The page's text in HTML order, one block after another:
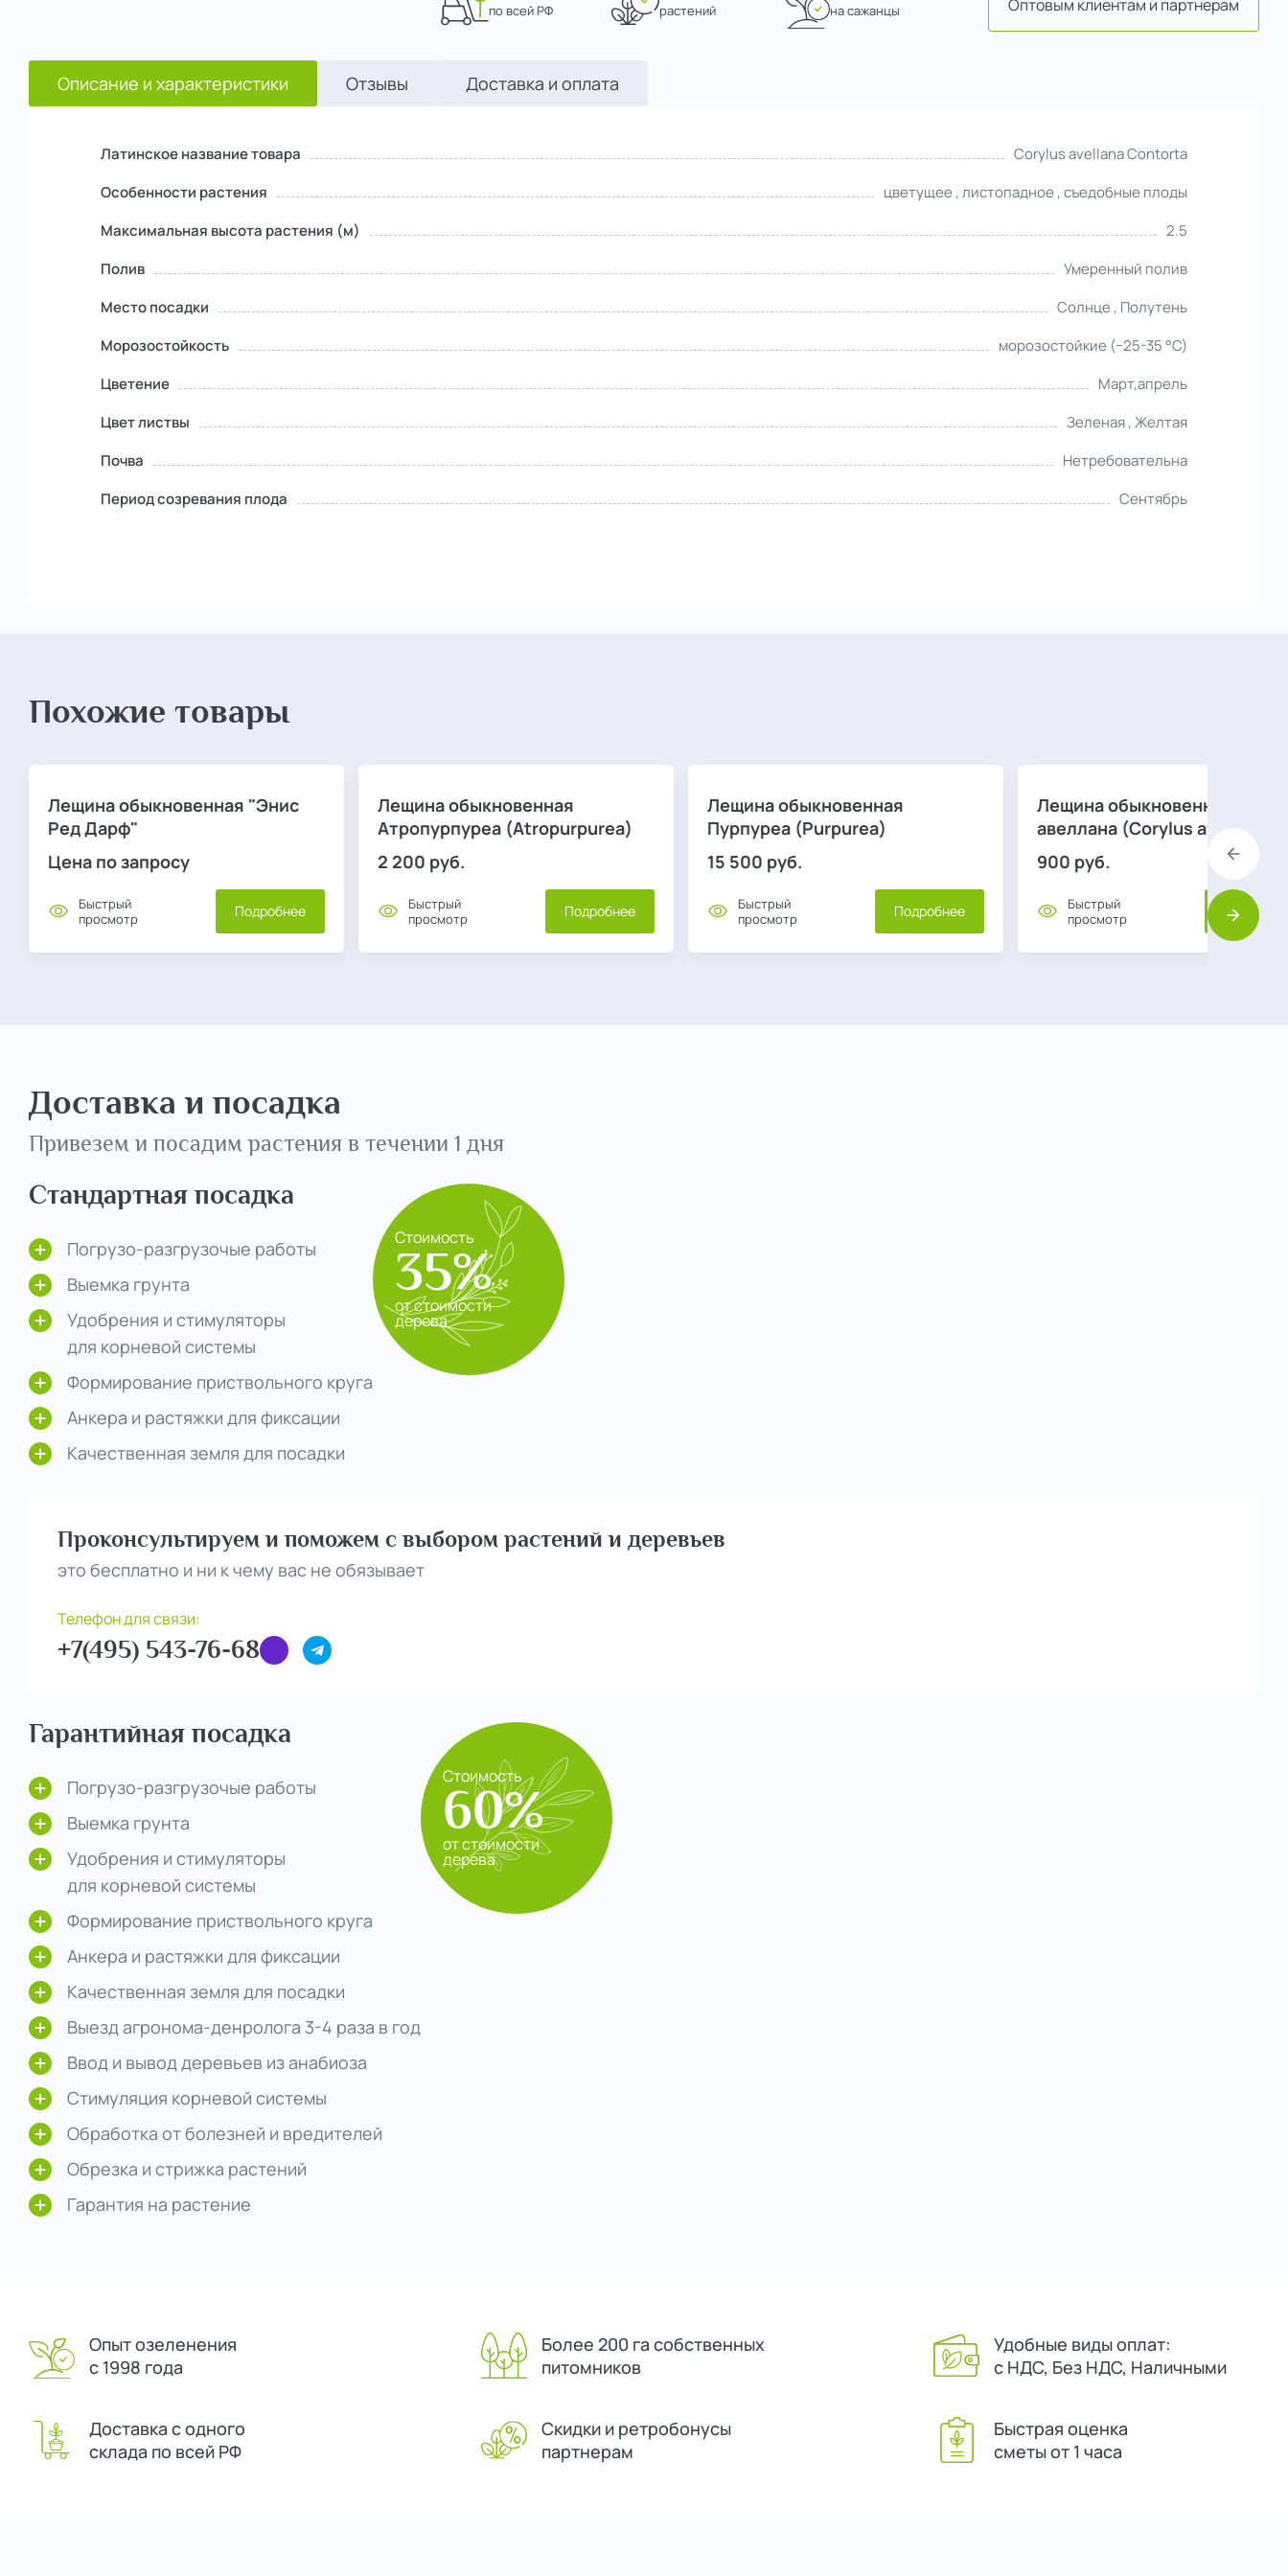
по всей РФ растений на сажанцы Оптовым клиентам и партнерам
Описание и характеристики Отзывы Доставка и оплата
Латинское название товара
Corylus avellana Contorta
Особенности растения
цветущее , листопадное , съедобные плоды
Максимальная высота растения (м)
2.5
Полив
Умеренный полив
Место посадки
Солнце , Полутень
Морозостойкость
морозостойкие (−25-35 °С)
Цветение
Март,апрель
Цвет листвы
Зеленая , Желтая
Почва
Нетребовательна
Период созревания плода
Сентябрь
Похожие товары
Лещина обыкновенная "Энис
Ред Дарф"
Цена по запросу
Быстрый
просмотр
Подробнее
Лещина обыкновенная
Атропурпуреа (Atropurpurea)
2 200 руб.
Быстрый
просмотр
Подробнее
Лещина обыкновенная
Пурпуреа (Purpurea)
15 500 руб.
Быстрый
просмотр
Подробнее
Лещина обыкновенная
авеллана (Corylus avellana)
900 руб.
Быстрый
просмотр
Назад
Вперед
Доставка и посадка
Привезем и посадим растения в течении 1 дня
Стандартная посадка
Погрузо-разгрузочые работы
Выемка грунта
Удобрения и стимуляторы
для корневой системы
Формирование приствольного круга
Анкера и растяжки для фиксации
Качественная земля для посадки
Стоимость
35%
от стоимости
дерева
Проконсультируем и поможем с выбором растений и деревьев
это бесплатно и ни к чему вас не обязывает
Телефон для связи:
+7(495) 543-76-68
Гарантийная посадка
Погрузо-разгрузочые работы
Выемка грунта
Удобрения и стимуляторы
для корневой системы
Формирование приствольного круга
Анкера и растяжки для фиксации
Качественная земля для посадки
Выезд агронома-денролога 3-4 раза в год
Ввод и вывод деревьев из анабиоза
Стимуляция корневой системы
Обработка от болезней и вредителей
Обрезка и стрижка растений
Гарантия на растение
Стоимость
60%
от стоимости
дерева
Опыт озеленения
с 1998 года
Более 200 га собственных
питомников
Удобные виды оплат:
с НДС, Без НДС, Наличными
Доставка с одного
склада по всей РФ
Скидки и ретробонусы
партнерам
Быстрая оценка
сметы от 1 часа